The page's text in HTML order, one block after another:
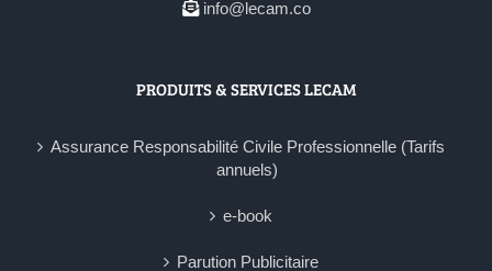
info@lecam.co
PRODUITS & SERVICES LECAM
Assurance Responsabilité Civile Professionnelle (Tarifs
annuels)
e-book
Parution Publicitaire